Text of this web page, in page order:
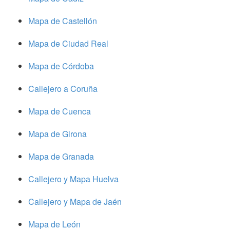
Mapa de Castellón
Mapa de Ciudad Real
Mapa de Córdoba
Callejero a Coruña
Mapa de Cuenca
Mapa de Girona
Mapa de Granada
Callejero y Mapa Huelva
Callejero y Mapa de Jaén
Mapa de León